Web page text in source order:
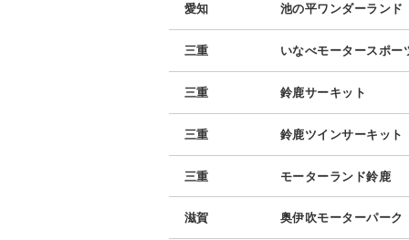
愛知 池の平ワンダーランド
三重 いなべモータースポー
三重 鈴鹿サーキット
三重 鈴鹿ツインサーキット
三重 モーターランド鈴鹿
滋賀 奥伊吹モーターパーク